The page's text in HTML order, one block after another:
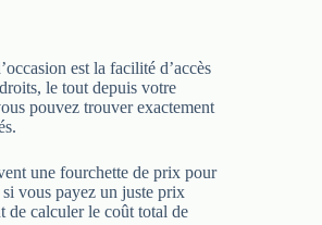
est la facilité d’accès
le tout depuis votre
pouvez trouver exactement
une fourchette de prix pour
si vous payez un juste prix
de calculer le coût total de